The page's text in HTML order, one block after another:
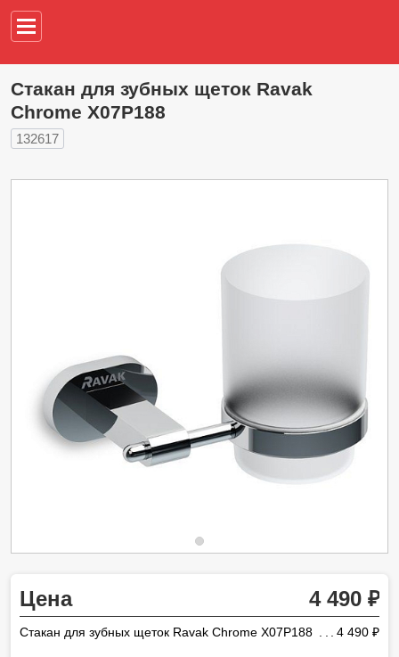
Стакан для зубных щеток Ravak
Chrome X07P188
132617
Цена 4 490
Стакан для зубных щеток Ravak Chrome X07P188 4 490